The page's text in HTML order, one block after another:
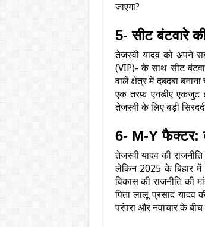
जाएगा?
5- सीट बंटवारे
तेजस्वी यादव को अपने
(VIP)- के साथ सीट
वाले क्षेत्र में दबदबा
एक तरफ एनडीए एकजुट
तेजस्वी के लिए बड़ी
6- M-Y फैक्टर:
तेजस्वी यादव की
लेकिन 2025 के बिहार में
विकास की राजनीति की
पिता लालू प्रसाद यादव
परंपरा और नवाचार के